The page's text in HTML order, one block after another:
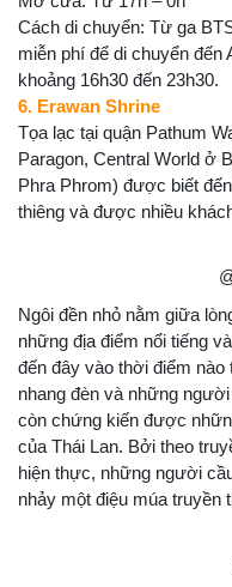
Cách di chuyển: Từ ga
miễn phí để di chuyển đến
khoảng 16h30 đến 23h30.
6. Erawan Shrine
Tọa lạc tại quận Pathum
Paragon, Central World ở
Phra Phrom) được biết
thiêng và được nhiều
Ngôi đền nhỏ nằm giữa
những địa điểm nổi tiếng
đến đây vào thời điểm nào
nhang đèn và những
còn chứng kiến được
của Thái Lan. Bởi theo
hiện thực, những người
nhảy một điệu múa truyền